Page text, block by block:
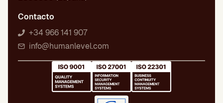
Contacto
+34 966 141 907
info@humanlevel.com